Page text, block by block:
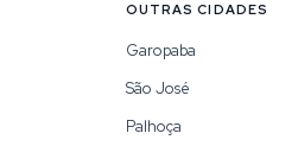
OUTRAS CIDADES
Garopaba
São José
Palhoça